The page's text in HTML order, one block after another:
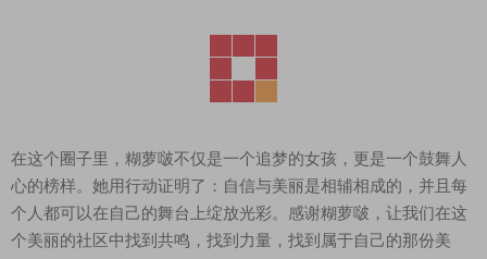
在这个圈子里，糊萝啵不仅是一个追梦的女孩，更是一个鼓舞人
心的榜样。她用行动证明了：自信与美丽是相辅相成的，并且每
个人都可以在自己的舞台上绽放光彩。感谢糊萝啵，让我们在这
个美丽的社区中找到共鸣，找到力量，找到属于自己的那份美